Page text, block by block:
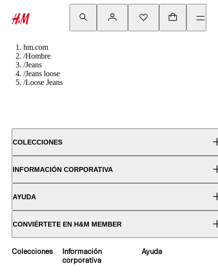
hm.com
/Hombre
/Jeans
/Jeans loose
/Loose Jeans
COLECCIONES
INFORMACIÓN CORPORATIVA
AYUDA
CONVIÉRTETE EN H&M MEMBER
Colecciones
Información
corporativa
Ayuda